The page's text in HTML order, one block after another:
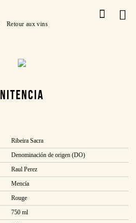
Retour aux vins
Ribeira Sacra
Denominación de origen (DO)
Raul Perez
Mencía
Rouge
750 ml